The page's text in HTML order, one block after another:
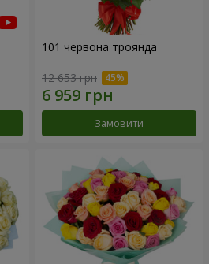
101 червона троянда
12 653 грн
Замовити